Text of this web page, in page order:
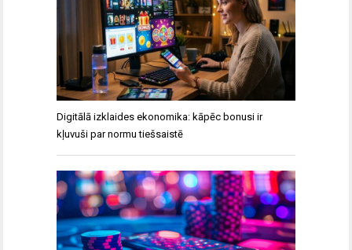
Digitālā izklaides ekonomika: kāpēc bonusi ir
kļuvuši par normu tiešsaistē